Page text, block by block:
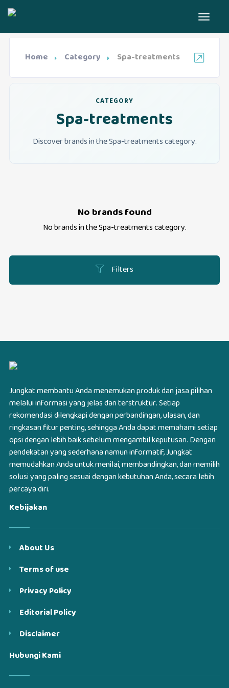
Home Category Spa-treatments
CATEGORY
Spa-treatments
Discover brands in the Spa-treatments category.
Filters
No brands found
No brands in theSpa-treatmentscategory.
Jungkat membantu Anda menemukan produk dan jasa pilihan
melalui informasi yang jelas dan terstruktur. Setiap
rekomendasi dilengkapi dengan perbandingan, ulasan, dan
ringkasan fitur penting, sehingga Anda dapat memahami setiap
opsi dengan lebih baik sebelum mengambil keputusan. Dengan
pendekatan yang sederhana namun informatif, Jungkat
memudahkan Anda untuk menilai, membandingkan, dan memilih
solusi yang paling sesuai dengan kebutuhan Anda, secara lebih
percaya diri.
Kebijakan
About Us
Terms of use
Privacy Policy
Editorial Policy
Disclaimer
Hubungi Kami